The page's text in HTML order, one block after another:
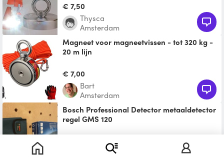
€ 7,50
Thysca
Amsterdam
Magneet voor magneetvissen - tot 320 kg -
20 m lijn
weer op! 【Robuuste magneet om te
vissen】: dubbelzijdig
€ 7,00
Bart
Amsterdam
Bosch Professional Detector metaaldetector
regel GMS 120